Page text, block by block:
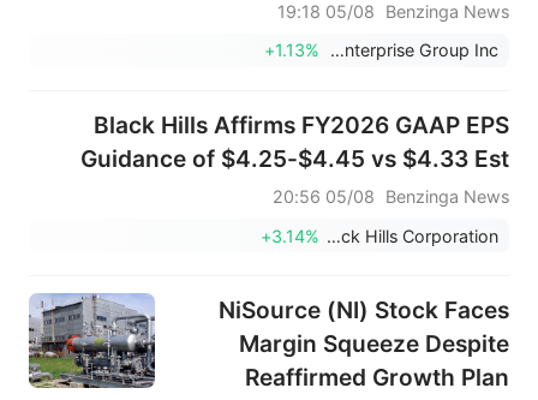
Benzinga News
05/08 19:18
Public Service Enterprise Group Inc
+1.13%
Black Hills Affirms FY2026 GAAP EPS
Guidance of $4.25-$4.45 vs $4.33 Est
Benzinga News
05/08 20:56
Black Hills Corporation
+3.14%
NiSource (NI) Stock Faces
Margin Squeeze Despite
Reaffirmed Growth Plan